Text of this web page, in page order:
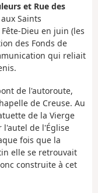
et Rue des
Saints
Dieu en juin (les
des Fonds de
qui reliait
de l'autoroute,
de Creuse. Au
de la Vierge
l'autel de l'Église
fois que la
elle se retrouvait
construite à cet